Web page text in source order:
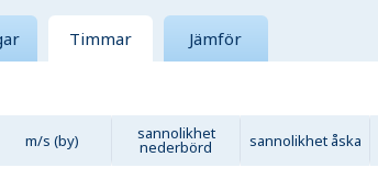
Timmar Jämför
m/s (by) sannolikhet
nederbörd sannolikhet åska